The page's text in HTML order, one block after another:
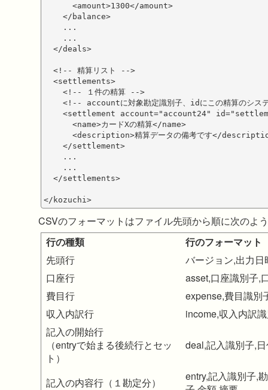
      <amount>1300</amount>
    </balance>
    ...
    ...
  </deals>
  <!-- 精算リスト -->
  <settlements>
    <!-- １件の精算 -->
<!-- accountに対象勘定識別子、idにこの精算のシス
<settlement account="account24"
      <name>カードXの精算</name>
<description>精算データの備考です</
    </settlement>
    ...
    ...
  </settlements>
CSVのフォーマットはファイル先頭から順に次のよ
行の種類
行のフォーマット
先頭行
バージョン,出力日
口座行
asset,口座識別子,
費目行
expense,費目識別
収入内訳行
income,収入内訳
記入の開始行
（entryで始まる後続行とセッ
ト）
deal,記入識別子,
記入の内容行（１勘定分）
entry,記入識別子,